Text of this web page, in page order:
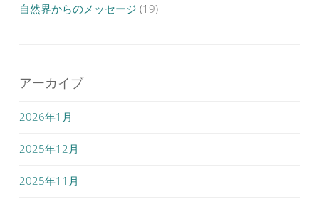
自然界からのメッセージ (19)
アーカイブ
2026年1月
2025年12月
2025年11月